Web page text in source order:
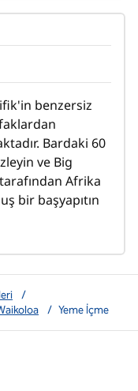
benzersiz
Bardaki 60
ve Big
Afrika
bir başyapıtın
/
/ Yeme İçme